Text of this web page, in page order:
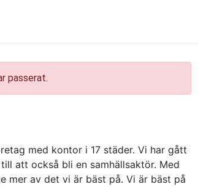
passerat.
med kontor i 17 städer. Vi har gått
att också bli en samhällsaktör. Med
mer av det vi är bäst på. Vi är bäst på